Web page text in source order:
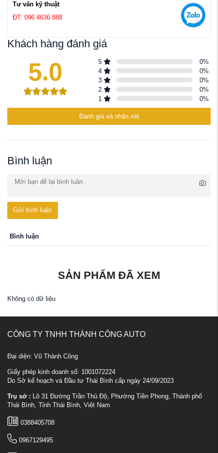
Tư vấn kỹ thuật
ĐT: 096 4636 888
Khách hàng đánh giá
5.0 5 0%
4
0%
3
0%
2
0%
1
0%
Đánh giá và nhận xét
Bình luận
Gửi bình luận
Bình luận
SẢN PHẨM ĐÃ XEM
Không có dữ liệu
CÔNG TY TNHH THÀNH CÔNG AUTO
Đại diện: Vũ Thành Công
Giấy phép kinh doanh số: 1001072224
Do Sở kế hoạch và Đầu tư Thái Bình cấp ngày 24/09/2023
Trụ sở : Lô 31 Đường Trần Thủ Độ, Phường Tiền Phong, Thành phố
Thái Bình, Tỉnh Thái Bình, Việt Nam
0388405708
0967129495